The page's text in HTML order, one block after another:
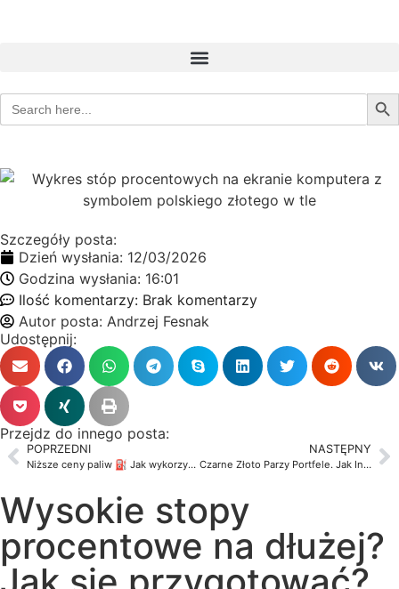
Search
for:
Szczegóły posta:
Dzień wysłania: 12/03/2026
Godzina wysłania: 16:01
Ilość komentarzy: Brak komentarzy
Autor posta: Andrzej Fesnak
Udostępnij:
Przejdz do innego posta:
POPRZEDNI
Niższe ceny paliw ⛽ Jak wykorzystać tę szansę w domowym budżecie?
NASTĘPNY
Czarne Złoto Parzy Portfele. Jak Inflacja Kradnie Twoje Pieniądze?
Wysokie stopy
procentowe na dłużej?